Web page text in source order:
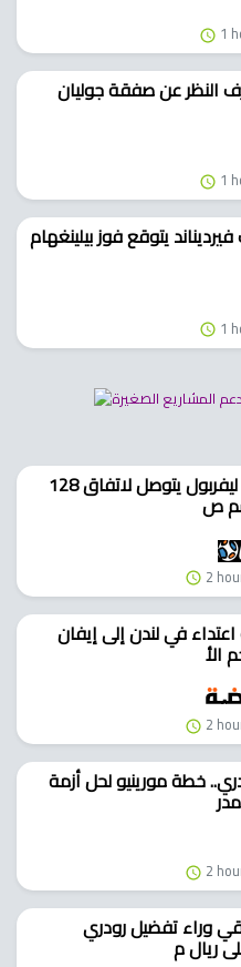
1
النظر عن صفقة جوليان
1
يتوقع فوز بيلينغهام
1
128 مليون يورو.. ليفربول يتوصل لاتفاق
2
في لندن إلى إيفان
2
خطة مورينيو لحل أزمة
2
وراء تفضيل رودري